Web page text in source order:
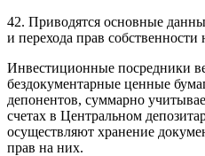
42. Приводятся основные
и перехода прав
Инвестиционные посредники
бездокументарные ценные
депонентов, суммарно
счетах в Центральном
осуществляют хранение
прав на них.